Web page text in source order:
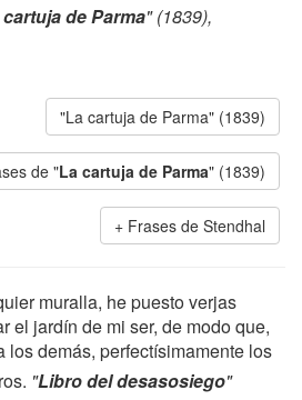
de Parma" (1839),
"La cartuja de Parma" (1839)
de "La cartuja de Parma" (1839)
Frases de Stendhal
muralla, he puesto verjas
el jardín de mi ser, de modo que,
los demás, perfectísimamente los
"Libro del desasosiego"